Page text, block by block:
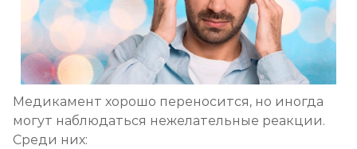
Медикамент хорошо переносится, но иногда
могут наблюдаться нежелательные реакции.
Среди них: